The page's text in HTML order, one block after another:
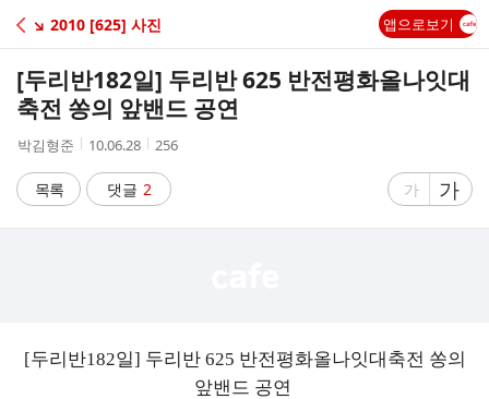
C
A
↘ 2010 [625] 사진 앱으로보기
[두리반182일] 두리반 625 반전평화올나잇대
축전 쏭의 앞밴드 공연
작
자
박김형준
작
시
간
10.06.28
조
수
256
목록 댓글 2
글
게
가
글
자
게
가
[두리반182일] 두리반 625 반전평화올나잇대축전 쏭의
앞밴드 공연